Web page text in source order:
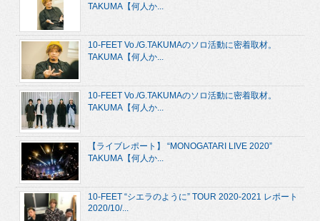
TAKUMA【何人か...
10-FEET Vo./G.TAKUMAのソロ活動に密着取材。
TAKUMA【何人か...
10-FEET Vo./G.TAKUMAのソロ活動に密着取材。
TAKUMA【何人か...
【ライブレポート】 “MONOGATARI LIVE 2020”
TAKUMA【何人か...
10-FEET “シエラのように” TOUR 2020-2021 レポート
2020/10/...